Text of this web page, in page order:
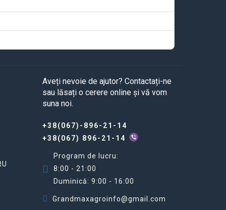
Aveți nevoie de ajutor? Contactați-ne
sau lăsați o cerere online și vă vom
suna noi.
+38(067)-896-21-14
+38(067) 896-21-14
Program de lucru:
8:00 - 21:00
Duminică: 9:00 - 16:00
Grandmaxagroinfo@gmail.com